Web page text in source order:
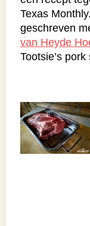
Texas
geschreven
van Heyde
Tootsie’s